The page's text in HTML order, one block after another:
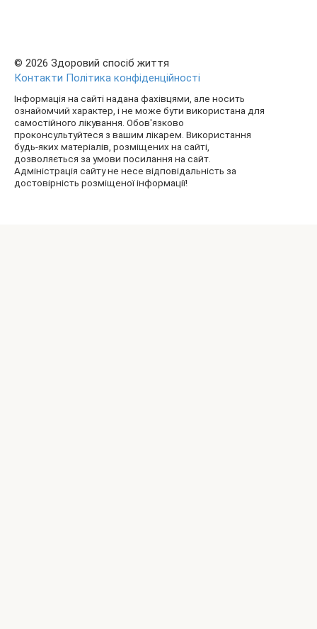
© 2026 Здоровий спосіб життя
Контакти Політика конфіденційності
Інформація на сайті надана фахівцями, але носить
ознайомчий характер, і не може бути використана для
самостійного лікування. Обов'язково
проконсультуйтеся з вашим лікарем. Використання
будь-яких матеріалів, розміщених на сайті,
дозволяється за умови посилання на сайт.
Адміністрація сайту не несе відповідальність за
достовірність розміщеної інформації!